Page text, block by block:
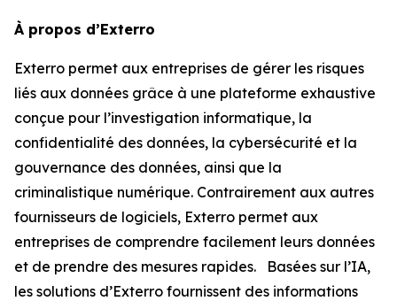
À propos d’Exterro
Exterro permet aux entreprises de gérer les risques
liés aux données grâce à une plateforme exhaustive
conçue pour l’investigation informatique, la
confidentialité des données, la cybersécurité et la
gouvernance des données, ainsi que la
criminalistique numérique. Contrairement aux autres
fournisseurs de logiciels, Exterro permet aux
entreprises de comprendre facilement leurs données
et de prendre des mesures rapides. Basées sur l’IA,
les solutions d’Exterro fournissent des informations